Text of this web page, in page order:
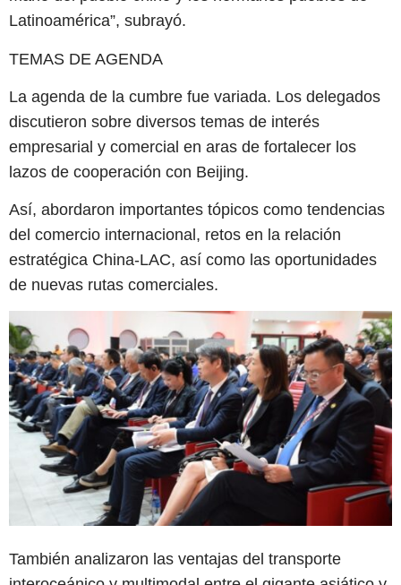
Latinoamérica”, subrayó.
TEMAS DE AGENDA
La agenda de la cumbre fue variada. Los delegados
discutieron sobre diversos temas de interés
empresarial y comercial en aras de fortalecer los
lazos de cooperación con Beijing.
Así, abordaron importantes tópicos como tendencias
del comercio internacional, retos en la relación
estratégica China-LAC, así como las oportunidades
de nuevas rutas comerciales.
También analizaron las ventajas del transporte